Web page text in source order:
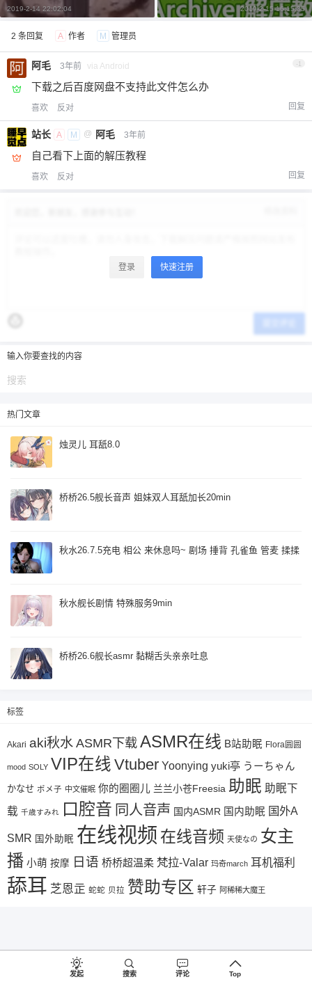
立刻支付
2019-2-14 22:02:04 2019-2-15 16:15:35
2 条回复 A 作者 M 管理员
阿毛 3年前 via Android -1
下载之后百度网盘不支持此文件怎么办
喜欢 反对 回复
站长 A M @ 阿毛 3年前
自己看下上面的解压教程
喜欢 反对 回复
登录 快速注册
输入你要查找的内容
热门文章
烛灵儿 耳舐8.0
桥桥26.5舰长音声 姐妹双人耳舐加长20min
秋水26.7.5充电 相公 来休息吗~ 剧场 捶背 孔雀鱼 管麦 揉揉
秋水舰长剧情 特殊服务9min
桥桥26.6舰长asmr 黏糊舌头亲亲吐息
标签
Akari aki秋水ASMR下载ASMR在线 B站助眠 Flora圆圆
mood SOLY VIP在线 Vtuber Yoonying yuki亭 うーちゃん
かなせ ポメ子 中文催眠 你的圈圈儿 兰兰小苍Freesia 助眠 助眠下
载 千歳すみれ 口腔音 同人音声 国内ASMR 国内助眠 国外A
SMR 国外助眠 在线视频 在线音频 天使なの 女主
播 小萌 按摩 日语 桥桥超温柔 梵拉-Valar 玛奇march 耳机福利
舔耳 芝恩㱏 蛇蛇 贝拉 赞助专区 轩子 阿稀稀大魔王
发起 搜索 评论 Top
您没有权限发布内容，请购买会员或者提升权
限。